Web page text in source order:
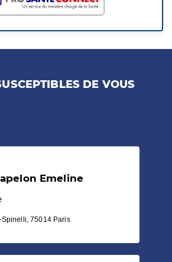
DE VOUS
Emeline
75014 Paris